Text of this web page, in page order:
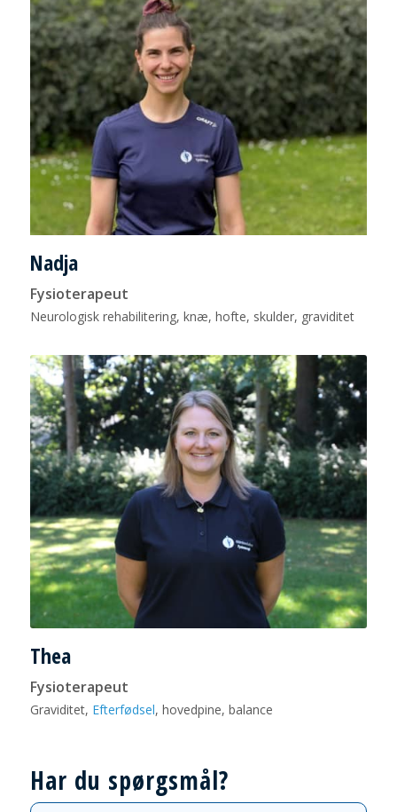
Nadja
Fysioterapeut
Neurologisk rehabilitering, knæ, hofte, skulder, graviditet
Thea
Fysioterapeut
Graviditet, Efterfødsel, hovedpine, balance
Har du spørgsmål?